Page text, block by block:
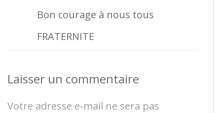
Bon courage à nous tous
FRATERNITE
Laisser un commentaire
Votre adresse e-mail ne sera pas